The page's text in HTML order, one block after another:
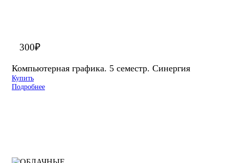
300₽
Компьютерная графика. 5 семестр. Синергия
Купить
Подробнее